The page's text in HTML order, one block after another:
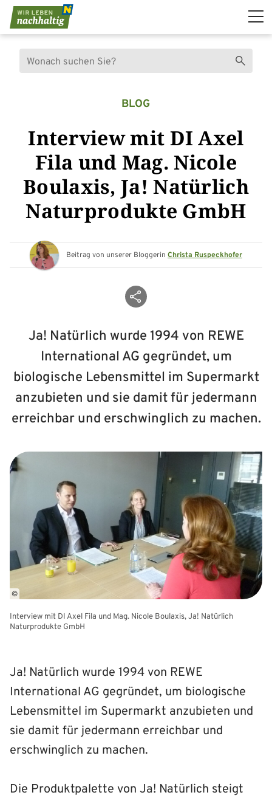
Navigation überspringen
Suche Suchen
BLOG
Interview mit DI Axel
Fila und Mag. Nicole
Boulaxis, Ja! Natürlich
Naturprodukte GmbH
Beitrag von unserer Bloggerin Christa Ruspeckhofer
Beitrag teilen
Ja! Natürlich wurde 1994 von REWE
International AG gegründet, um
biologische Lebensmittel im Supermarkt
anzubieten und sie damit für jedermann
erreichbar und erschwinglich zu machen.
©
Interview mit DI Axel Fila und Mag. Nicole Boulaxis, Ja! Natürlich
Naturprodukte GmbH
Ja! Natürlich wurde 1994 von REWE
International AG gegründet, um biologische
Lebensmittel im Supermarkt anzubieten und
sie damit für jedermann erreichbar und
erschwinglich zu machen.
Die Produktpalette von Ja! Natürlich steigt